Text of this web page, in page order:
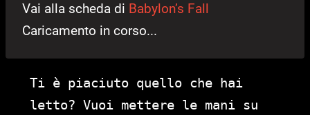
Vai alla scheda di Babylon’s Fall
Caricamento in corso...
Ti è piaciuto quello che hai
letto? Vuoi mettere le mani su